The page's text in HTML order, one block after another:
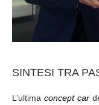
SINTESI TRA
L’ultimaconcept car